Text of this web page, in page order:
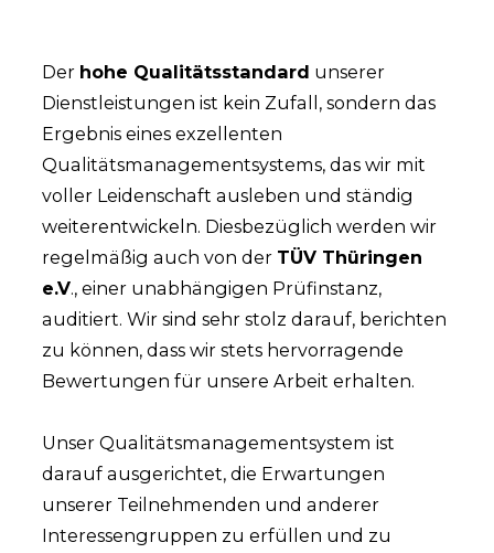
Der hohe Qualitätsstandard unserer
Dienstleistungen ist kein Zufall, sondern das
Ergebnis eines exzellenten
Qualitätsmanagementsystems, das wir mit
voller Leidenschaft ausleben und ständig
weiterentwickeln. Diesbezüglich werden wir
regelmäßig auch von der TÜV Thüringen
e.V., einer unabhängigen Prüfinstanz,
auditiert. Wir sind sehr stolz darauf, berichten
zu können, dass wir stets hervorragende
Bewertungen für unsere Arbeit erhalten.
Unser Qualitätsmanagementsystem ist
darauf ausgerichtet, die Erwartungen
unserer Teilnehmenden und anderer
Interessengruppen zu erfüllen und zu